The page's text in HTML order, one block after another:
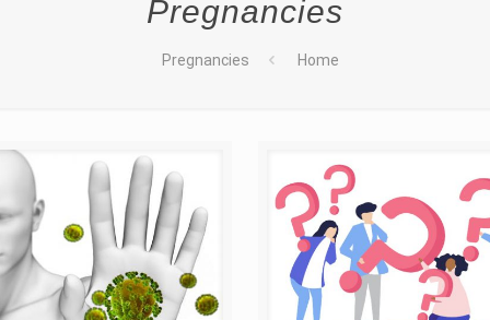
Pregnancies
Home
Pregnancies